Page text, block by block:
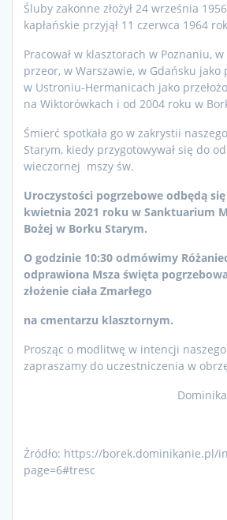
Śluby zakonne złożył 24 września
kapłańskie przyjął 11 czerwca 1964
Pracował w klasztorach w Poznaniu,
przeor, w Warszawie, w Gdańsku jako
w Ustroniu-Hermanicach jako
na Wiktorówkach i od 2004 roku w
Śmierć spotkała go w zakrystii
Starym, kiedy przygotowywał się do
wieczornej mszy św.
Uroczystości pogrzebowe odbędą się
kwietnia 2021 roku w Sanktuarium
Bożej w Borku Starym.
O godzinie 10:30 odmówimy
odprawiona Msza święta
złożenie ciała Zmarłego
na cmentarzu klasztornym.
Prosząc o modlitwę w intencji
zapraszamy do uczestniczenia w
Dominikanie z
Żródło: https://borek.dominikanie.pl/
page=6#tresc